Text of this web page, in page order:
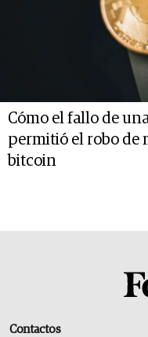
Cómo el fallo de
permitió el robo de
bitcoin
Contactos